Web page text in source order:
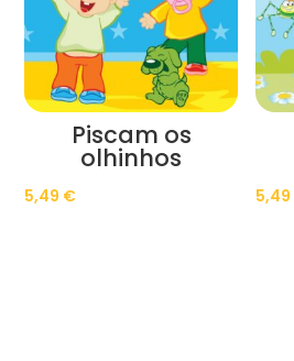
Piscam os
olhinhos
5,49 € 5,49